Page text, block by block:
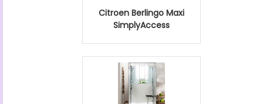
Citroen Berlingo Maxi
SimplyAccess